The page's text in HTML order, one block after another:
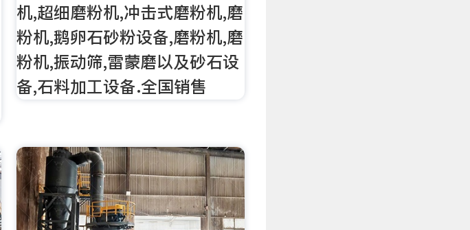
机,超细磨粉机,冲击式磨粉机,磨
粉机,鹅卵石砂粉设备,磨粉机,磨
粉机,振动筛,雷蒙磨以及砂石设
备,石料加工设备.全国销售